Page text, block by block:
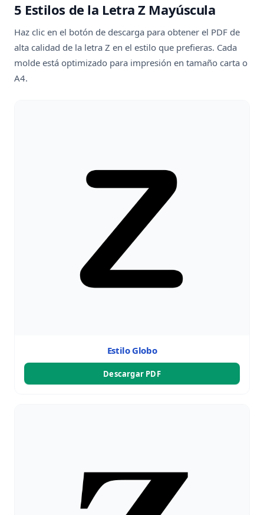
5 Estilos de la Letra Z Mayúscula
Haz clic en el botón de descarga para obtener el PDF de
alta calidad de la letra Z en el estilo que prefieras. Cada
molde está optimizado para impresión en tamaño carta o
A4.
Estilo Globo
Descargar PDF